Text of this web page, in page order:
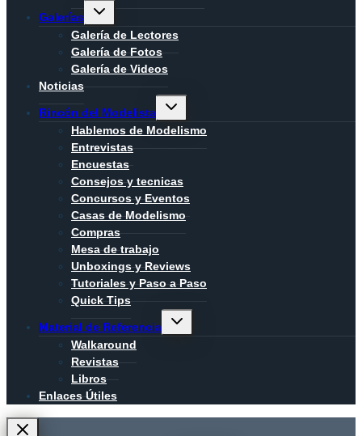
Galerías
Alternar
hijo
Galería de Lectores
Galería de Fotos
Galería de Videos
Noticias
Rincón del Modelista
Alternar
hijo
Hablemos de Modelismo
Entrevistas
Encuestas
Consejos y tecnicas
Concursos y Eventos
Casas de Modelismo
Compras
Mesa de trabajo
Unboxings y Reviews
Tutoriales y Paso a Paso
Quick Tips
Material de Referencia
Alternar
Walkaround
Revistas
Libros
Enlaces Útiles